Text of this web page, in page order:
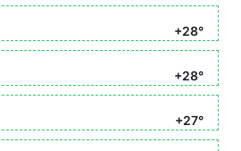
+28°
+28°
+27°